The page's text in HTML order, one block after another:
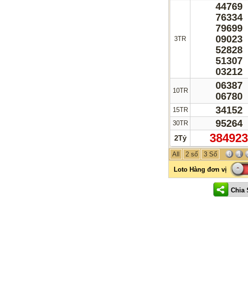
3TR
10TR
15TR
30TR
2Tỷ
44769
76334
79699
09023
52828
51307
03212
06387
06780
34152
95264
384923
All 2 số 3 Số 0 1